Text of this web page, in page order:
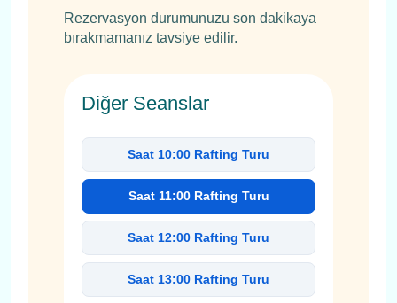
Rezervasyon durumunuzu son dakikaya
bırakmamanız tavsiye edilir.
Diğer Seanslar
Saat 10:00 Rafting Turu
Saat 11:00 Rafting Turu
Saat 12:00 Rafting Turu
Saat 13:00 Rafting Turu